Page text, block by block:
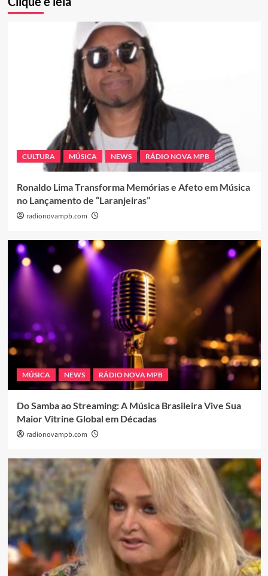
CULTURA MÚSICA NEWS RÁDIO NOVA MPB
Ronaldo Lima Transforma Memórias e Afeto em Música
no Lançamento de “Laranjeiras”
radionovampb.com
MÚSICA NEWS RÁDIO NOVA MPB
Do Samba ao Streaming: A Música Brasileira Vive Sua
Maior Vitrine Global em Décadas
radionovampb.com